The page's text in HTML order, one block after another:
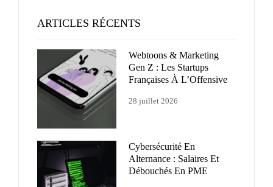
ARTICLES RÉCENTS
Webtoons & Marketing
Gen Z : Les Startups
Françaises À L’Offensive
28 juillet 2026
Cybersécurité En
Alternance : Salaires Et
Débouchés En PME